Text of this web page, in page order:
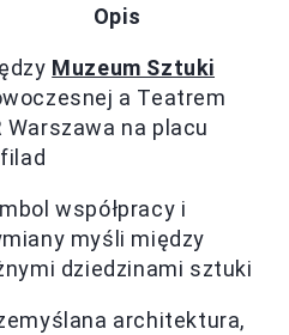
Opis
Muzeum Sztuki
a Teatrem
Warszawa na placu
współpracy i
myśli między
dziedzinami sztuki
architektura,